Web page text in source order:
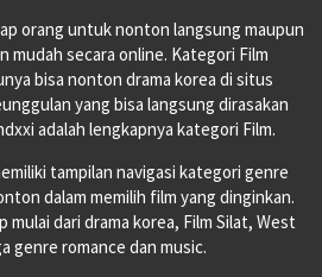
orang untuk nonton langsung maupun
mudah secara online. Kategori Film
bisa nonton drama korea di situs
yang bisa langsung dirasakan
adalah lengkapnya kategori Film.
tampilan navigasi kategori genre
dalam memilih film yang dinginkan.
dari drama korea, Film Silat, West
genre romance dan music.